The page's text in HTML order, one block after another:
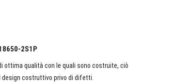
2S1P
ottima qualità con le quali sono costruite, ciò
design costruttivo privo di difetti.